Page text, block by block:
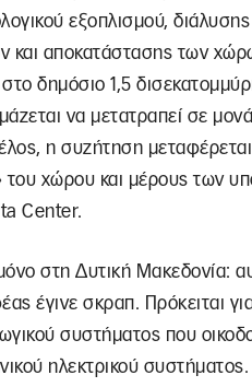
εξοπλισμού,
και αποκατάστασης των
δημόσιο 1,5
να μετατραπεί σε
η συζήτηση
του χώρου και μέρους των
Center.
στη Δυτική Μακεδονία:
έγινε σκραπ. Πρόκειται
συστήματος που
ηλεκτρικού συστήματος.